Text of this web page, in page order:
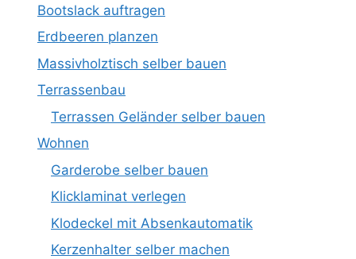
Bootslack auftragen
Erdbeeren planzen
Massivholztisch selber bauen
Terrassenbau
Terrassen Geländer selber bauen
Wohnen
Garderobe selber bauen
Klicklaminat verlegen
Klodeckel mit Absenkautomatik
Kerzenhalter selber machen